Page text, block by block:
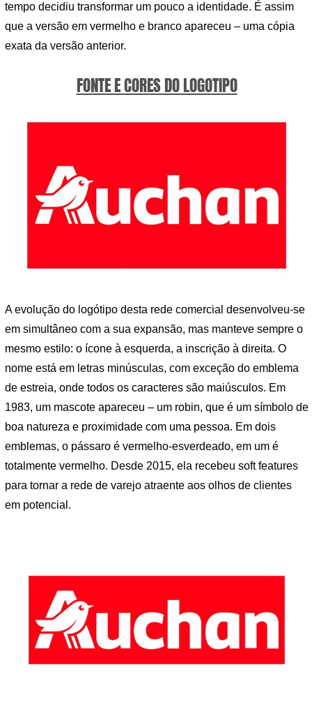
tempo decidiu transformar um pouco a identidade. É assim
que a versão em vermelho e branco apareceu – uma cópia
exata da versão anterior.
FONTE E CORES DO LOGOTIPO
A evolução do logótipo desta rede comercial desenvolveu-se
em simultâneo com a sua expansão, mas manteve sempre o
mesmo estilo: o ícone à esquerda, a inscrição à direita. O
nome está em letras minúsculas, com exceção do emblema
de estreia, onde todos os caracteres são maiúsculos. Em
1983, um mascote apareceu – um robin, que é um símbolo de
boa natureza e proximidade com uma pessoa. Em dois
emblemas, o pássaro é vermelho-esverdeado, em um é
totalmente vermelho. Desde 2015, ela recebeu soft features
para tornar a rede de varejo atraente aos olhos de clientes
em potencial.